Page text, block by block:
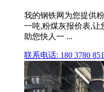
我的钢铁网为您提供
一吨,粉煤灰报价表,让
助您快人一 ...
联系电话: 180 3780